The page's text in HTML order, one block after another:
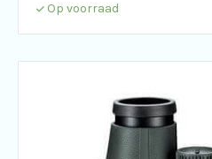
Op voorraad